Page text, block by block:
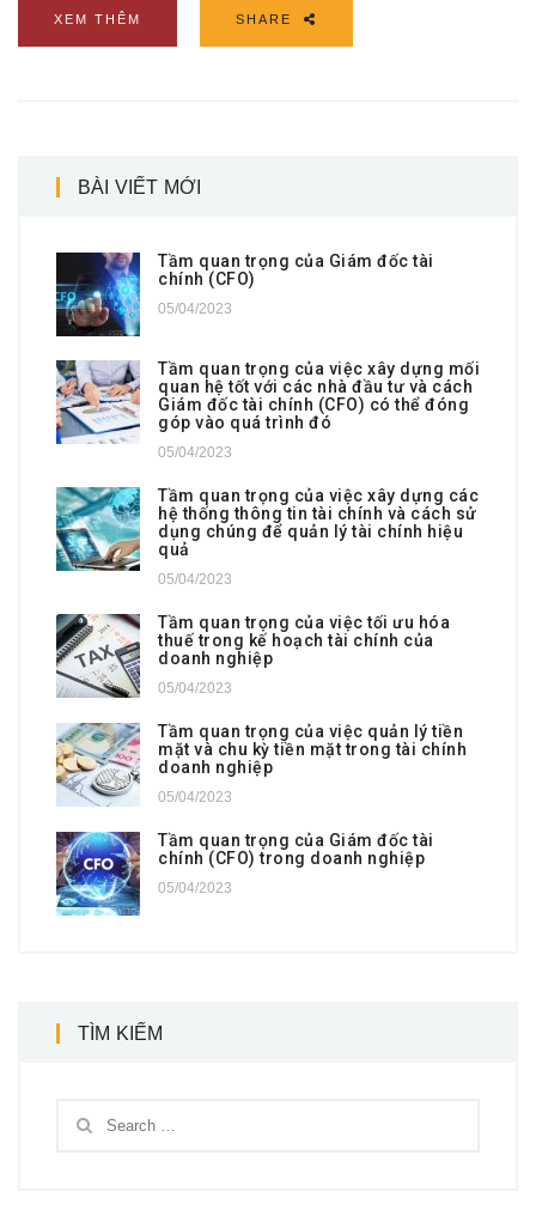
XEM THÊM SHARE
BÀI VIẾT MỚI
Tầm quan trọng của Giám đốc tài
chính (CFO)
05/04/2023
Tầm quan trọng của việc xây dựng mối
quan hệ tốt với các nhà đầu tư và cách
Giám đốc tài chính (CFO) có thể đóng
góp vào quá trình đó
05/04/2023
Tầm quan trọng của việc xây dựng các
hệ thống thông tin tài chính và cách sử
dụng chúng để quản lý tài chính hiệu
quả
05/04/2023
Tầm quan trọng của việc tối ưu hóa
thuế trong kế hoạch tài chính của
doanh nghiệp
05/04/2023
Tầm quan trọng của việc quản lý tiền
mặt và chu kỳ tiền mặt trong tài chính
doanh nghiệp
05/04/2023
Tầm quan trọng của Giám đốc tài
chính (CFO) trong doanh nghiệp
05/04/2023
TÌM KIẾM